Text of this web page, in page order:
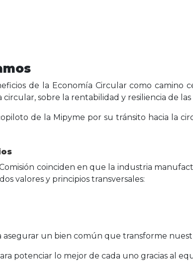
de la Economía Circular como
sobre la rentabilidad y resiliencia de
de la Mipyme por su tránsito hacia la
coinciden en que la industria
valores y principios transversales:
asegurar un bien común que transforme
potenciar lo mejor de cada uno gracias al